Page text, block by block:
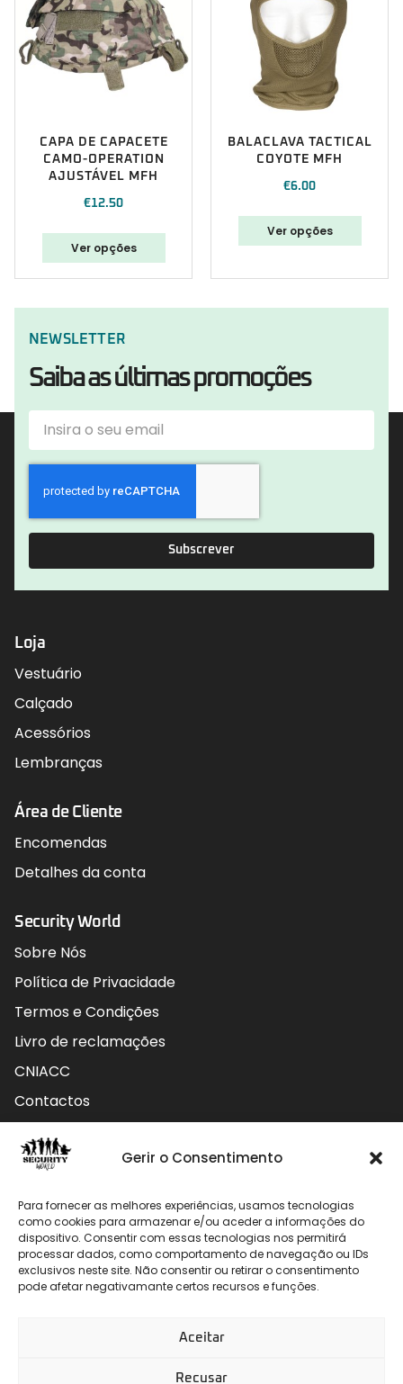
Gerir o Consentimento
Para fornecer as melhores experiências, usamos tecnologias
como cookies para armazenar e/ou aceder a informações do
dispositivo. Consentir com essas tecnologias nos permitirá
processar dados, como comportamento de navegação ou IDs
exclusivos neste site. Não consentir ou retirar o consentimento
pode afetar negativamante certos recursos e funções.
Aceitar
Recusar
CAPA DE CAPACETE
CAMO-OPERATION
AJUSTÁVEL MFH
€12.50
Ver opções
BALACLAVA TACTICAL
COYOTE MFH
€6.00
Ver opções
NEWSLETTER
Saiba as últimas promoções
Subscrever
Loja
Vestuário
Calçado
Acessórios
Lembranças
Área de Cliente
Encomendas
Detalhes da conta
Security World
Sobre Nós
Política de Privacidade
Termos e Condições
Livro de reclamações
CNIACC
Contactos
Contactos
912 009 740 (Chamada para rede móvel nacional)
geral@securityworld.pt